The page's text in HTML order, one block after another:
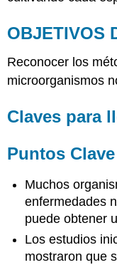
OBJETIVOS
Reconocer los
microorganismos
Claves para
Puntos Clave
Muchos
enfermedades
puede obtener
Los estudios
mostraron que